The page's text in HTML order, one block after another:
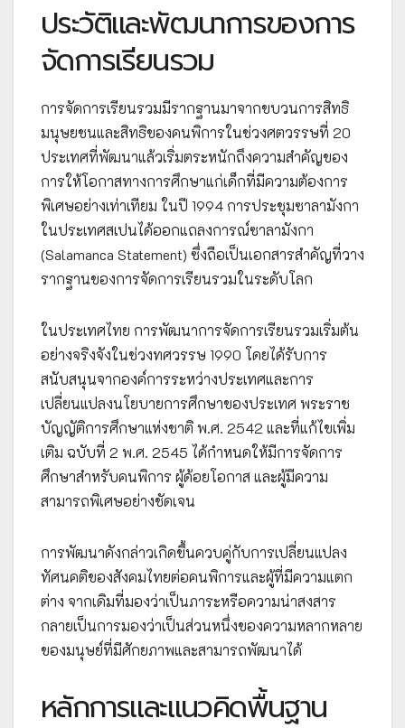
ประวัติและพัฒนาการของการ
จัดการเรียนรวม
การจัดการเรียนรวมมีรากฐานมาจากขบวนการสิทธิ
มนุษยชนและสิทธิของคนพิการในช่วงศตวรรษที่ 20
ประเทศที่พัฒนาแล้วเริ่มตระหนักถึงความสำคัญของ
การให้โอกาสทางการศึกษาแก่เด็กที่มีความต้องการ
พิเศษอย่างเท่าเทียม ในปี 1994 การประชุมซาลามังกา
ในประเทศสเปนได้ออกแถลงการณ์ซาลามังกา
(Salamanca Statement) ซึ่งถือเป็นเอกสารสำคัญที่วาง
รากฐานของการจัดการเรียนรวมในระดับโลก
ในประเทศไทย การพัฒนาการจัดการเรียนรวมเริ่มต้น
อย่างจริงจังในช่วงทศวรรษ 1990 โดยได้รับการ
สนับสนุนจากองค์การระหว่างประเทศและการ
เปลี่ยนแปลงนโยบายการศึกษาของประเทศ พระราช
บัญญัติการศึกษาแห่งชาติ พ.ศ. 2542 และที่แก้ไขเพิ่ม
เติม ฉบับที่ 2 พ.ศ. 2545 ได้กำหนดให้มีการจัดการ
ศึกษาสำหรับคนพิการ ผู้ด้อยโอกาส และผู้มีความ
สามารถพิเศษอย่างชัดเจน
การพัฒนาดังกล่าวเกิดขึ้นควบคู่กับการเปลี่ยนแปลง
ทัศนคติของสังคมไทยต่อคนพิการและผู้ที่มีความแตก
ต่าง จากเดิมที่มองว่าเป็นภาระหรือความน่าสงสาร
กลายเป็นการมองว่าเป็นส่วนหนึ่งของความหลากหลาย
ของมนุษย์ที่มีศักยภาพและสามารถพัฒนาได้
หลักการและแนวคิดพื้นฐาน